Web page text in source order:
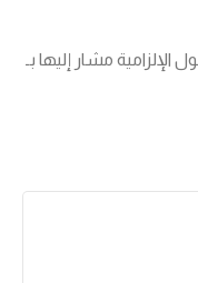
الإلزامية مشار إليها بـ